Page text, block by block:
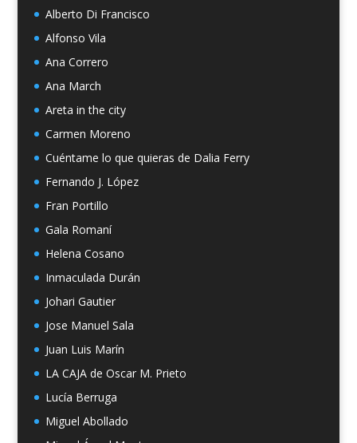
Alberto Di Francisco
Alfonso Vila
Ana Correro
Ana March
Areta in the city
Carmen Moreno
Cuéntame lo que quieras de Dalia Ferry
Fernando J. López
Fran Portillo
Gala Romaní
Helena Cosano
Inmaculada Durán
Johari Gautier
Jose Manuel Sala
Juan Luis Marín
LA CAJA de Oscar M. Prieto
Lucía Berruga
Miguel Abollado